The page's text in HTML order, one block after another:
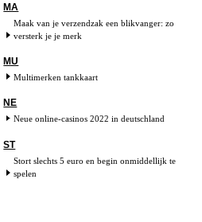
MA
Maak van je verzendzak een blikvanger: zo
versterk je je merk
MU
Multimerken tankkaart
NE
Neue online-casinos 2022 in deutschland
ST
Stort slechts 5 euro en begin onmiddellijk te
spelen